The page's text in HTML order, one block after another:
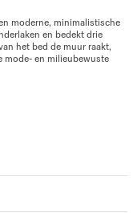
moderne, minimalistische
en bedekt drie
het bed de muur raakt,
mode- en milieubewuste